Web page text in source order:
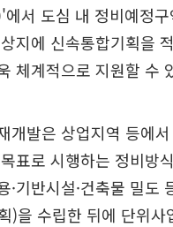
서 도심 내 정비예정
지에 신속통합기획을
체계적으로 지원할 수
개발은 상업지역 등에
표로 시행하는 정비방
·기반시설·건축물 밀도
)을 수립한 뒤에 단위사